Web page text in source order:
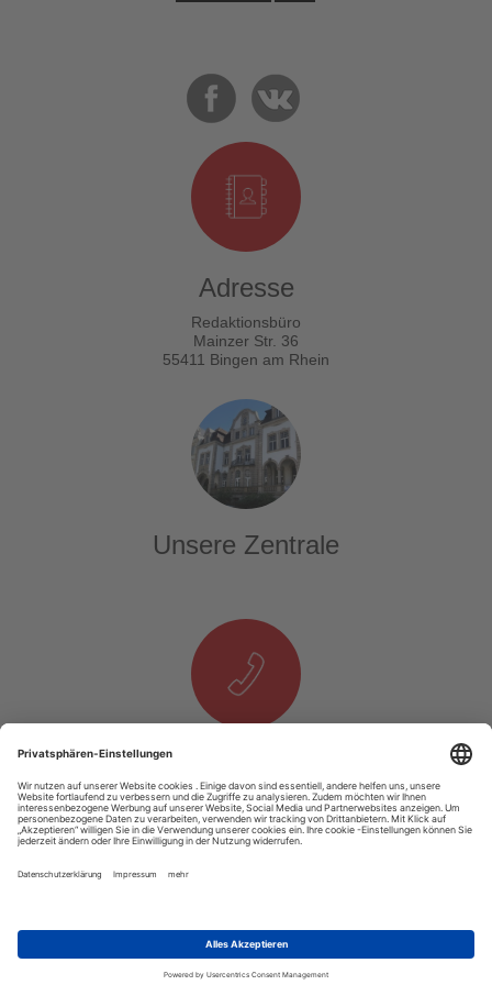
Adresse
Redaktionsbüro
Mainzer Str. 36
55411 Bingen am Rhein
Unsere Zentrale
Telefon & E-Mail
T. +49 1525 937 14 25
E.info@tourexpi.com
Copyright 2020 Tourexpi.com - Alle Rechte Vorbehalten
Podcast
Video RSS